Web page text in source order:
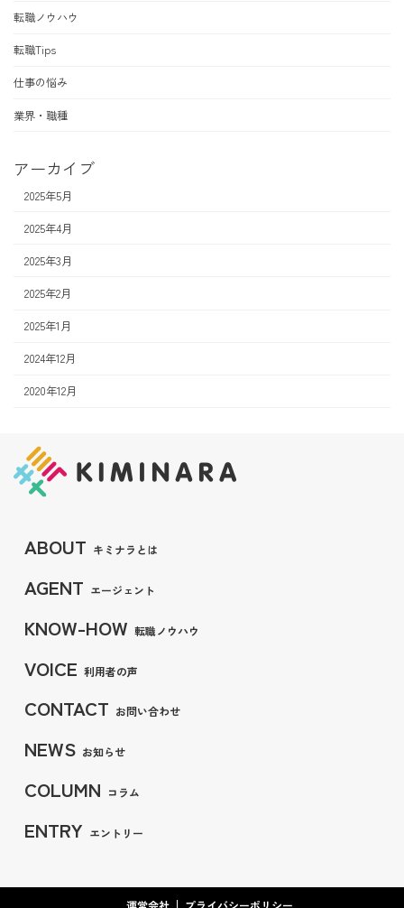
転職ノウハウ
転職Tips
仕事の悩み
業界・職種
アーカイブ
2025年5月
2025年4月
2025年3月
2025年2月
2025年1月
2024年12月
2020年12月
ABOUT キミナラとは
AGENT エージェント
KNOW-HOW 転職ノウハウ
VOICE 利用者の声
CONTACT お問い合わせ
NEWS お知らせ
COLUMN コラム
ENTRY エントリー